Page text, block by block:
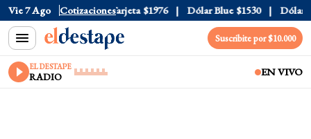
Vie 7 Ago Cotizaciones
$1520 Dólar Tarjeta $1976 Dólar Blue $1530 Dólar
Suscribite por $10.000
EL DESTAPE
RADIO EN VIVO